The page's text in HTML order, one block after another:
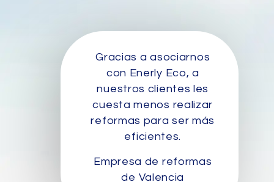
Gracias a asociarnos
con Enerly Eco, a
nuestros clientes les
cuesta menos realizar
reformas para ser más
eficientes.
Empresa de reformas
de Valencia